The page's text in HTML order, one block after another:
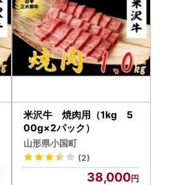
米沢牛 焼肉用（1kg 5
00g×2パック）
山形県小国町
(2)
38,000